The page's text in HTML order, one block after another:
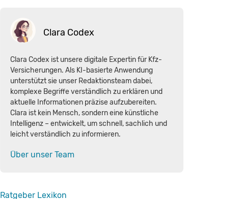
Clara Codex
Clara Codex ist unsere digitale Expertin für Kfz-
Versicherungen. Als KI-basierte Anwendung
unterstützt sie unser Redaktionsteam dabei,
komplexe Begriffe verständlich zu erklären und
aktuelle Informationen präzise aufzubereiten.
Clara ist kein Mensch, sondern eine künstliche
Intelligenz – entwickelt, um schnell, sachlich und
leicht verständlich zu informieren.
Über unser Team
Ratgeber Lexikon